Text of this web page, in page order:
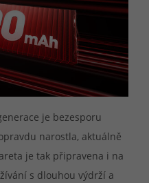
je bezesporu
narostla, aktuálně
je tak připravena i na
s dlouhou výdrží a